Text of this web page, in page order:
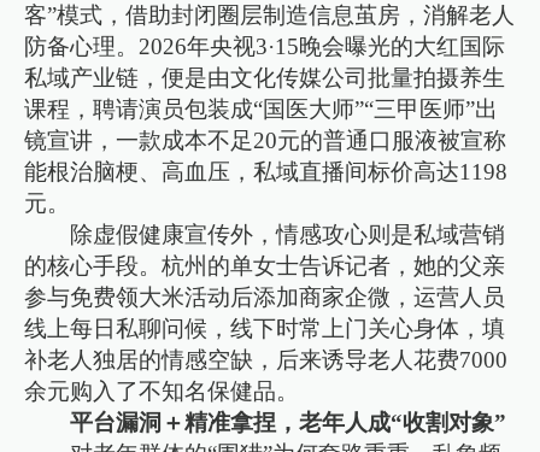
客”模式，借助封闭圈层制造信息茧房，消解老人
防备心理。2026年央视3·15晚会曝光的大红国际
私域产业链，便是由文化传媒公司批量拍摄养生
课程，聘请演员包装成“国医大师”“三甲医师”出
镜宣讲，一款成本不足20元的普通口服液被宣称
能根治脑梗、高血压，私域直播间标价高达1198
元。
除虚假健康宣传外，情感攻心则是私域营销
的核心手段。杭州的单女士告诉记者，她的父亲
参与免费领大米活动后添加商家企微，运营人员
线上每日私聊问候，线下时常上门关心身体，填
补老人独居的情感空缺，后来诱导老人花费7000
余元购入了不知名保健品。
平台漏洞＋精准拿捏，老年人成“收割对象”